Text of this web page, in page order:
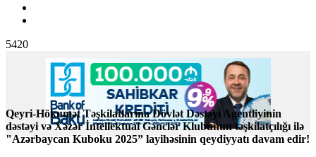
5420
Qeyri-Hökumət Təşkilatlarına Dövlət Dəstəyi Agentliyinin
dəstəyi və Xəzər İntellektual Gənclər Klubunun təşkilatçılığı ilə
"Azərbaycan Kuboku 2025” layihəsinin qeydiyyatı davam edir!